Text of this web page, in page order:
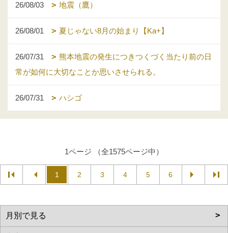
26/08/03 地震（鷹）
26/08/01 夏じゃない8月の始まり【Ka+】
26/07/31
熊本地震の発生につきつくづく当たり前の日
常が如何に大切なことか思いさせられる。
26/07/31 ハシゴ
1ページ （全1575ページ中）
1 2 3 4 5 6